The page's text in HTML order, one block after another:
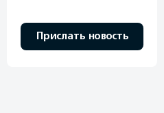
Прислать новость